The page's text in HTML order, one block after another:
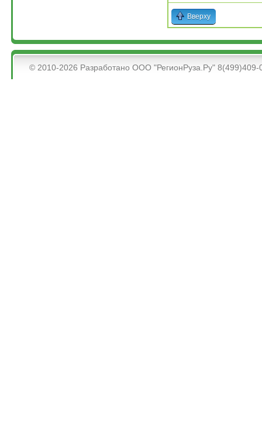
Вверху
&bsps;
© 2010-2026 Разработано ООО "РегионРуза.Ру" 8(499)409-